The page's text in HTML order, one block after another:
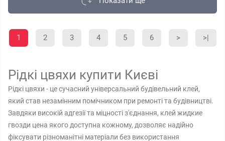
1 2 3 4 5 6 > >|
Рідкі цвяхи купити Києві
Рідкі цвяхи - це сучасний універсальний будівельний клей,
який став незамінним помічником при ремонті та будівництві.
Завдяки високій адгезії та міцності з'єднання, клей жидкие
гвозди цена якого доступна кожному, дозволяє надійно
фіксувати різноманітні матеріали без використання